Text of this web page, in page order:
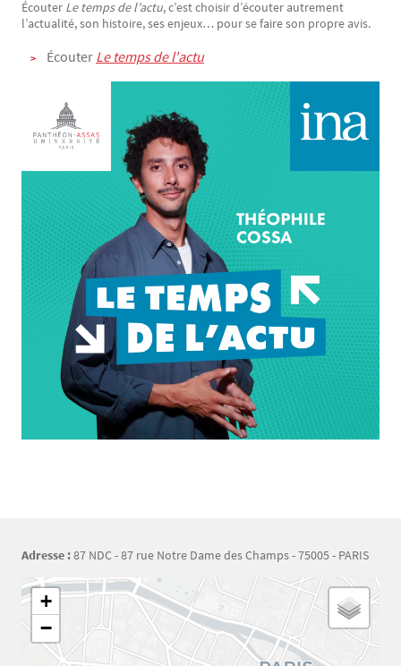
Écouter Le temps de l’actu, c’est choisir d’écouter autrement
l’actualité, son histoire, ses enjeux… pour se faire son propre avis.
Écouter Le temps de l'actu
Adresse :87 NDC - 87 rue Notre Dame des Champs - 75005 - PARIS
Géolocalisation
+
−